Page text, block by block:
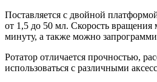
Поставляется с двойной
от 1,5 до 50 мл. Скорость вращения
минуту, а также можно
Ротатор отличается прочностью,
использоваться с различными